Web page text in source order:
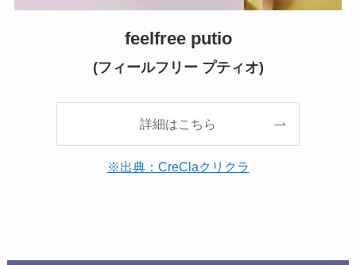
feelfree putio
(フィールフリー プティオ)
詳細はこちら
※出典：CreClaクリクラ